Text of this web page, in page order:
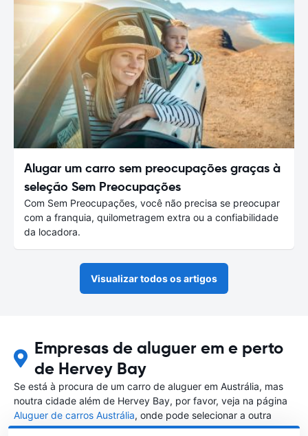
Alugar um carro sem preocupações graças à
seleção Sem Preocupações
Com Sem Preocupações, você não precisa se preocupar
com a franquia, quilometragem extra ou a confiabilidade
da locadora.
Visualizar todos os artigos
Empresas de aluguer em e perto
de Hervey Bay
Se está à procura de um carro de aluguer em Austrália, mas
noutra cidade além de Hervey Bay, por favor, veja na página
Aluguer de carros Austrália, onde pode selecionar a outra
cidade em Austrália que gostaria de alugar um carro